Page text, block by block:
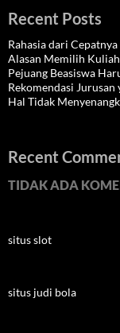
Recent Posts
Rahasia dari
Alasan Memilih
Pejuang Beasiswa
Rekomendasi
Hal Tidak
Recent
TIDAK ADA
situs slot
situs judi bola